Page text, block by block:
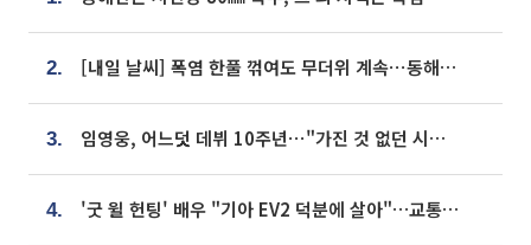
2. [내일 날씨] 폭염 한풀 꺾여도 무더위 계속⋯동해안 이틀 연속 비
3. 임영웅, 어느덧 데뷔 10주년⋯"가진 것 없던 시절, 내 앞엔 20명의 팬뿐"
4. '굿 윌 헌팅' 배우 "기아 EV2 덕분에 살아"…교통사고 후 안전성 극찬